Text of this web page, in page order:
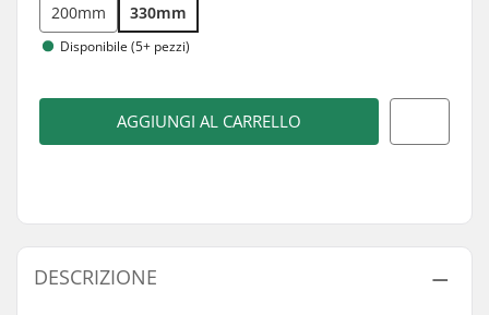
200mm 330mm
Disponibile (5+ pezzi)
AGGIUNGI AL CARRELLO
DESCRIZIONE